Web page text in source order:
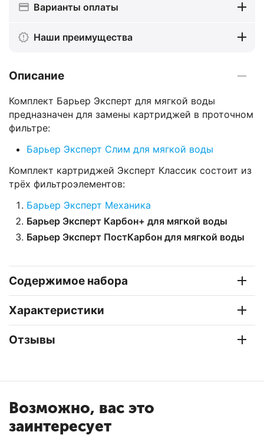
Варианты оплаты
Наши преимущества
Описание
Комплект Барьер Эксперт для мягкой воды
предназначен для замены картриджей в проточном
фильтре:
Барьер Эксперт Слим для мягкой воды
Комплект картриджей Эксперт Классик состоит из
трёх фильтроэлементов:
Барьер Эксперт Механика
Барьер Эксперт Карбон+ для мягкой воды
Барьер Эксперт ПостКарбон для мягкой воды
Содержимое набора
Характеристики
Отзывы
Возможно, вас это
заинтересует